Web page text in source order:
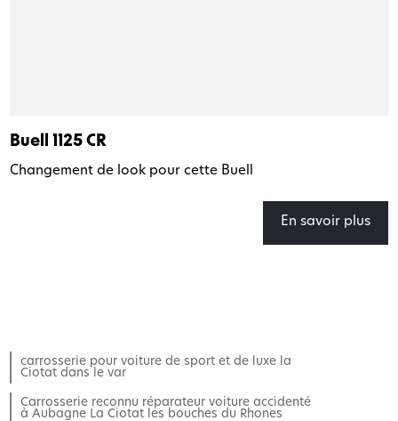
Buell 1125 CR
Changement de look pour cette Buell
En savoir plus
carrosserie pour voiture de sport et de luxe la
Ciotat dans le var
Carrosserie reconnu réparateur voiture accidenté
à Aubagne La Ciotat les bouches du Rhones